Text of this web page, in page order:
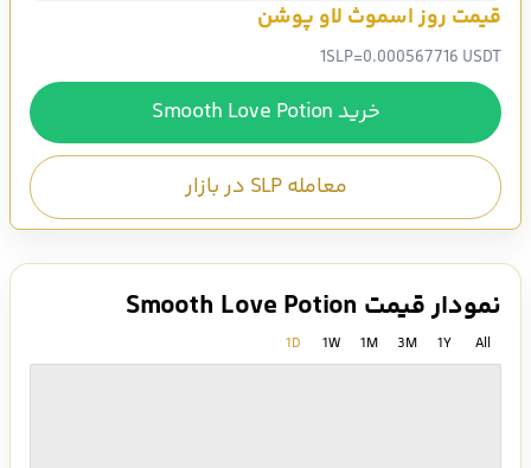
قیمت روز اسموث لاو پوشن
1SLP=0.000567716 USDT
خرید Smooth Love Potion
معامله SLP در بازار
نمودار قیمت Smooth Love Potion
All
1Y
3M
1M
1W
1D